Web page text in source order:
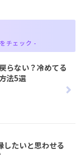
チェック -
らない？冷めてる
法5選
したいと思わせる